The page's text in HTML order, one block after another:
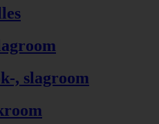
, slagroom